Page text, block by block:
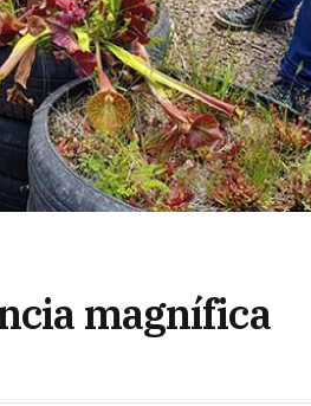
magnífica